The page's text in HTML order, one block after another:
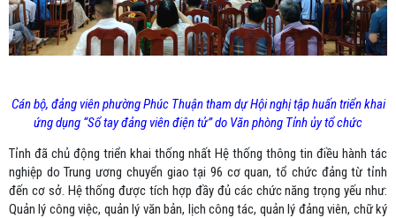
Cán bộ, đảng viên phường Phúc Thuận tham dự Hội nghị tập huấn triển khai
ứng dụng “Sổ tay đảng viên điện tử” do Văn phòng Tỉnh ủy tổ chức
Tỉnh đã chủ động triển khai thống nhất Hệ thống thông tin điều hành tác
nghiệp do Trung ương chuyển giao tại 96 cơ quan, tổ chức đảng từ tỉnh
đến cơ sở. Hệ thống được tích hợp đầy đủ các chức năng trọng yếu như:
Quản lý công việc, quản lý văn bản, lịch công tác, quản lý đảng viên, chữ ký